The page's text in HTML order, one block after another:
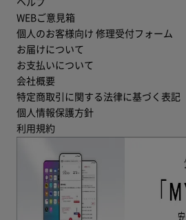
ヘルプ
WEBご意見箱
個人のお客様向け 修理受付フォーム
お届けについて
お支払いについて
会社概要
特定商取引に関する法律に基づく表記
個人情報保護方針
利用規約